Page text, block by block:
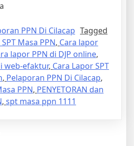
PPN Di Cilacap Tagged
Masa PPN, Cara lapor
lapor PPN di DJP online,
web-efaktur, Cara Lapor SPT
, Pelaporan PPN Di Cilacap,
PPN, PENYETORAN dan
, spt masa ppn 1111